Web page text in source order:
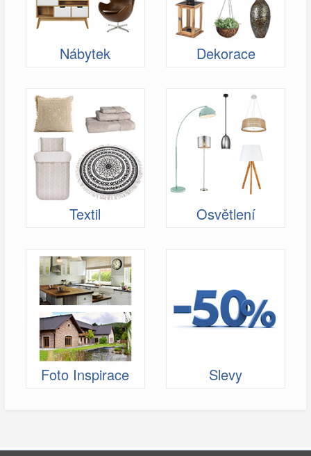
Nábytek Dekorace
Textil Osvětlení
Foto Inspirace Slevy